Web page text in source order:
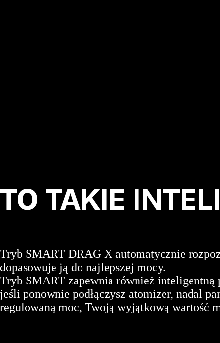
TO TAKIE
Tryb SMART DRAG X automatycznie
dopasowuje ją do najlepszej mocy.
Tryb SMART zapewnia również inteligentną
jeśli ponownie podłączysz atomizer, nadal
regulowaną moc, Twoją wyjątkową wartość